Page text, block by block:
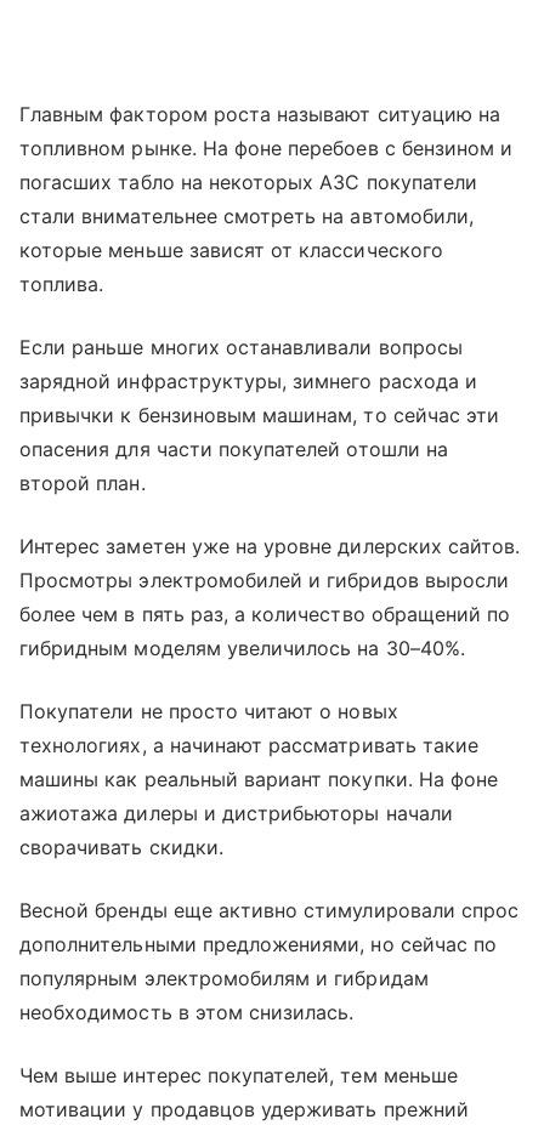
Главным фактором роста называют ситуацию на
топливном рынке. На фоне перебоев с бензином и
погасших табло на некоторых АЗС покупатели
стали внимательнее смотреть на автомобили,
которые меньше зависят от классического
топлива.
Если раньше многих останавливали вопросы
зарядной инфраструктуры, зимнего расхода и
привычки к бензиновым машинам, то сейчас эти
опасения для части покупателей отошли на
второй план.
Интерес заметен уже на уровне дилерских сайтов.
Просмотры электромобилей и гибридов выросли
более чем в пять раз, а количество обращений по
гибридным моделям увеличилось на 30–40%.
Покупатели не просто читают о новых
технологиях, а начинают рассматривать такие
машины как реальный вариант покупки. На фоне
ажиотажа дилеры и дистрибьюторы начали
сворачивать скидки.
Весной бренды еще активно стимулировали спрос
дополнительными предложениями, но сейчас по
популярным электромобилям и гибридам
необходимость в этом снизилась.
Чем выше интерес покупателей, тем меньше
мотивации у продавцов удерживать прежний